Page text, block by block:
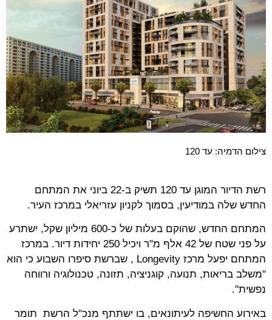
צילום הדמיה: עד 120
רשת הדיור המוגן עד 120 תשיק ב-22 ביוני את המתחם
החדש שלה במודיעין, בסמוך לקניון עזריאלי במרכז העיר.
המתחם החדש, שהוקם בעלות של כ-600 מיליון שקל, ישתרע
על פני שטח של 42 אלף מ"ר ויכיל 250 יחידות דיור. במרכז
המתחם יפעל מרכז Longevity , שברשת סיפרו השבוע כי הוא
"משלב בריאות, תנועה, קוגניציה, תזונה, טכנולוגיה ורווחה
נפשית".
באירוע החשיפה לעיתונאים, בו ישתתף מנכ"ל הרשת תומר